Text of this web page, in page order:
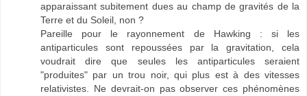
apparaissant subitement dues au champ de gravités de la
Terre et du Soleil, non ?
Pareille pour le rayonnement de Hawking : si les
antiparticules sont repoussées par la gravitation, cela
voudrait dire que seules les antiparticules seraient
"produites" par un trou noir, qui plus est à des vitesses
relativistes. Ne devrait-on pas observer ces phénomènes